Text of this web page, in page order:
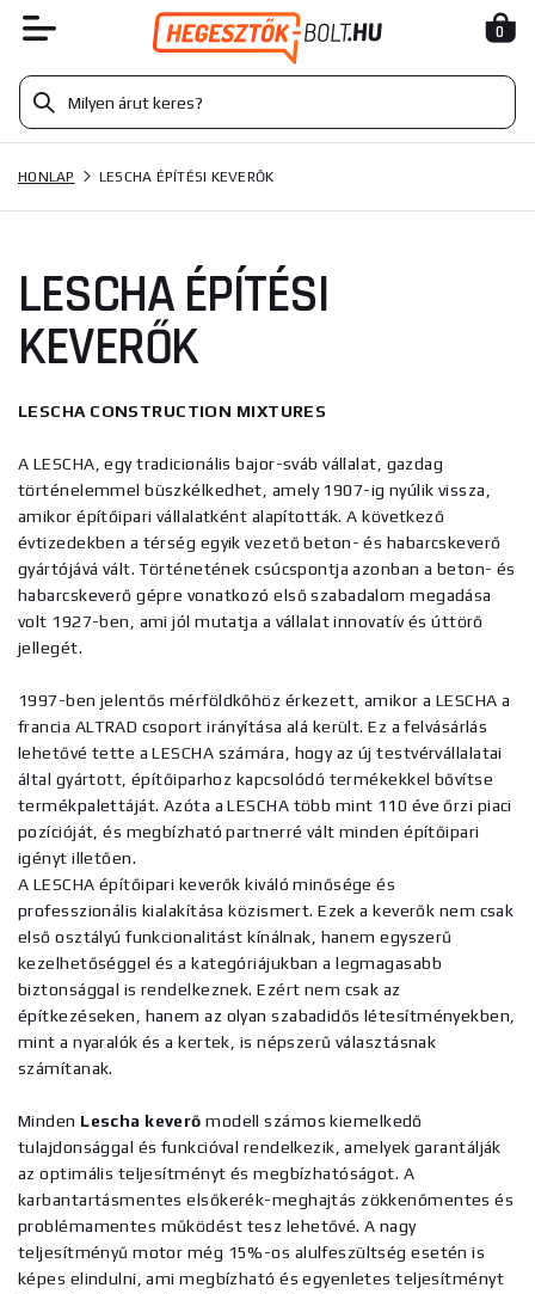
0
HONLAP LESCHA ÉPÍTÉSI KEVERŐK
LESCHA ÉPÍTÉSI
KEVERŐK
LESCHA CONSTRUCTION MIXTURES
A LESCHA, egy tradicionális bajor-sváb vállalat, gazdag
történelemmel büszkélkedhet, amely 1907-ig nyúlik vissza,
amikor építőipari vállalatként alapították. A következő
évtizedekben a térség egyik vezető beton- és habarcskeverő
gyártójává vált. Történetének csúcspontja azonban a beton- és
habarcskeverő gépre vonatkozó első szabadalom megadása
volt 1927-ben, ami jól mutatja a vállalat innovatív és úttörő
jellegét.
1997-ben jelentős mérföldkőhöz érkezett, amikor a LESCHA a
francia ALTRAD csoport irányítása alá került. Ez a felvásárlás
lehetővé tette a LESCHA számára, hogy az új testvérvállalatai
által gyártott, építőiparhoz kapcsolódó termékekkel bővítse
termékpalettáját. Azóta a LESCHA több mint 110 éve őrzi piaci
pozícióját, és megbízható partnerré vált minden építőipari
igényt illetően.
A LESCHA építőipari keverők kiváló minősége és
professzionális kialakítása közismert. Ezek a keverők nem csak
első osztályú funkcionalitást kínálnak, hanem egyszerű
kezelhetőséggel és a kategóriájukban a legmagasabb
biztonsággal is rendelkeznek. Ezért nem csak az
építkezéseken, hanem az olyan szabadidős létesítményekben,
mint a nyaralók és a kertek, is népszerű választásnak
számítanak.
Minden Lescha keverő modell számos kiemelkedő
tulajdonsággal és funkcióval rendelkezik, amelyek garantálják
az optimális teljesítményt és megbízhatóságot. A
karbantartásmentes elsőkerék-meghajtás zökkenőmentes és
problémamentes működést tesz lehetővé. A nagy
teljesítményű motor még 15%-os alulfeszültség esetén is
képes elindulni, ami megbízható és egyenletes teljesítményt